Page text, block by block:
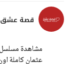
قصة عشق